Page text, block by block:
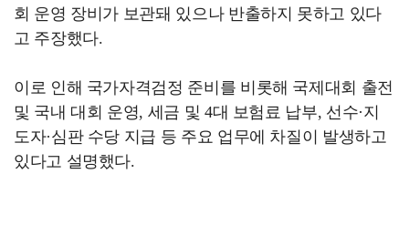
회 운영 장비가 보관돼 있으나 반출하지 못하고 있다
고 주장했다.
이로 인해 국가자격검정 준비를 비롯해 국제대회 출전
및 국내 대회 운영, 세금 및 4대 보험료 납부, 선수·지
도자·심판 수당 지급 등 주요 업무에 차질이 발생하고
있다고 설명했다.